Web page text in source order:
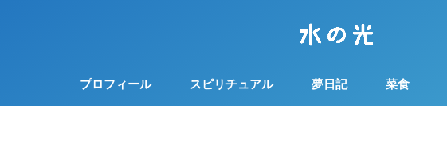
プロフィール スピリチュアル 夢日記 菜食